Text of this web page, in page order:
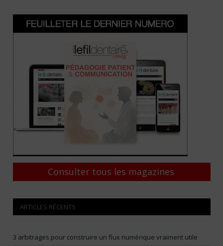
Consulter tous les magazines
ARTICLES RÉCENTS
3 arbitrages pour construire un flux numérique vraiment utile